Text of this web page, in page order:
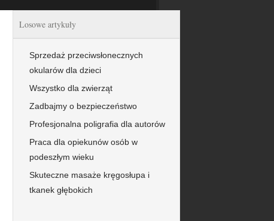
Losowe artykuły
Sprzedaż przeciwsłonecznych
okularów dla dzieci
Wszystko dla zwierząt
Zadbajmy o bezpieczeństwo
Profesjonalna poligrafia dla autorów
Praca dla opiekunów osób w
podeszłym wieku
Skuteczne masaże kręgosłupa i
tkanek głębokich